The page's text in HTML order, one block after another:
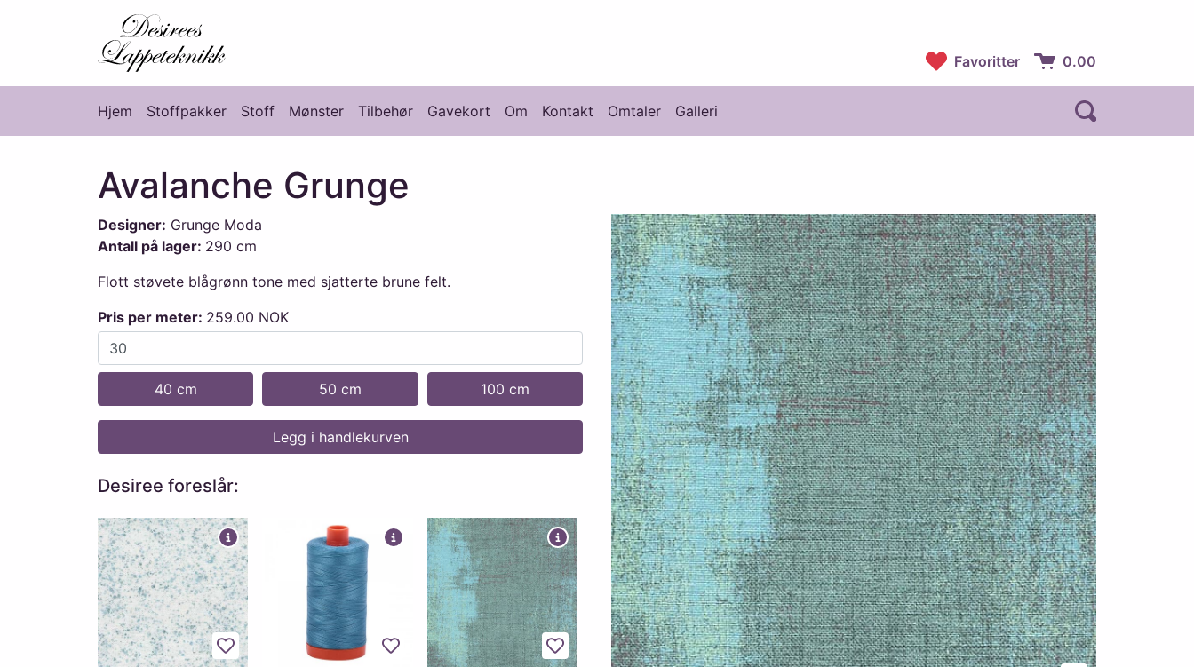
Desirees Lappeteknikk
Favoritter
Handlekurv:
0.00
Hovedmeny
Hjem Stoffpakker Stoff Mønster Tilbehør Gavekort Om Kontakt Omtaler Galleri
Avalanche Grunge
Designer: Grunge Moda
Antall på lager: 290 cm
Flott støvete blågrønn tone med sjatterte brune felt.
Pris per meter: 259.00 NOK
40 cm 50 cm 100 cm
Legg i handlekurven
Desiree foreslår:
Legg til favoritter Legg til favoritter Legg til favoritter